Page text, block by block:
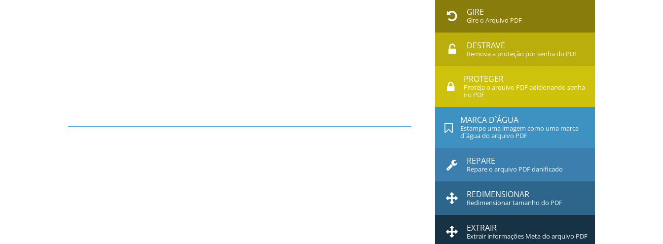
GIRE
Gire o Arquivo PDF
DESTRAVE
Remova a proteção por senha do PDF
PROTEGER
Proteja o arquivo PDF adicionando senha
no PDF
MARCA D`ÁGUA
Estampe uma imagem como uma marca
d`água do arquivo PDF
REPARE
Repare o arquivo PDF danificado
REDIMENSIONAR
Redimensionar tamanho do PDF
EXTRAIR
Extrair informações Meta do arquivo PDF